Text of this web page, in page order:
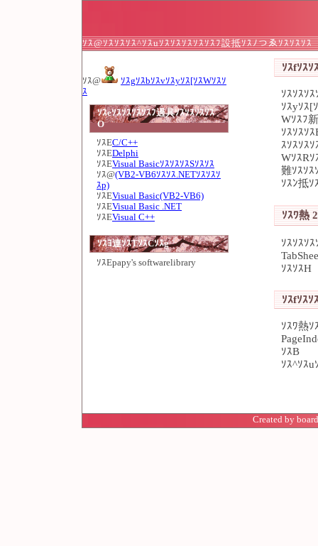
ｿｽ@ｿｽｿｽｿｽ^ｿｽuｿｽｿｽｿｽｿｽｿｽﾌ設抵ｿｽﾉつゑｿｽｿｽｿｽ
ｿｽ@
ｿｽgｿｽbｿｽvｿｽyｿｽ[ｿｽWｿｽｿ
ｽ
ｿｽeｿｽｿｽｿｽｿｽﾌ過具ｿｽｿｽｿｽｿｽ
O
ｿｽEC/C++
ｿｽEDelphi
ｿｽEVisual BasicｿｽｿｽｿｽSｿｽｿｽ
ｿｽ@(VB2-VB6ｿｽｿｽ.NETｿｽｿｽｿ
ｽp)
ｿｽEVisual Basic(VB2-VB6)
ｿｽEVisual Basic .NET
ｿｽEVisual C++
ｿｽﾖ連ｿｽTｿｽCｿｽg
ｿｽEpapy's softwarelibrary
ｿｽfｿｽｿ
ｿｽｿｽｿ
ｿｽyｿｽ[
Wｿｽﾌ
ｿｽｿｽｿ
ｽｿｽｿｽ
WｿｽRｿ
難ｿｽｿｽ
ｿｽﾝ抵ｿ
ｿｽﾜ熱
ｿｽｿｽｿ
ｿｽｿｽH
ｿｽfｿｽｿ
ｿｽﾜ熱ｿ
ｿｽB
ｿｽ^ｿｽu
Created by